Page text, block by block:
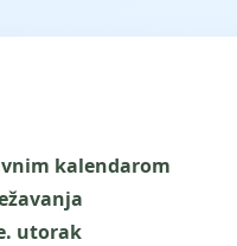
kalendarom
utorak